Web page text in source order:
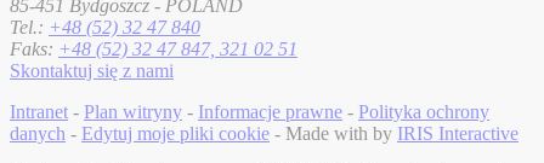
85-451 Bydgoszcz - POLAND
Tel.: +48 (52) 32 47 840
Faks: +48 (52) 32 47 847, 321 02 51
Skontaktuj się z nami
Intranet - Plan witryny - Informacje prawne - Polityka ochrony
danych - Edytuj moje pliki cookie - Made with by IRIS Interactive